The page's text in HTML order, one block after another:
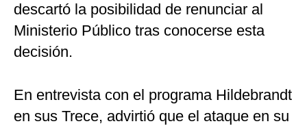
descartó la posibilidad de renunciar al
Ministerio Público tras conocerse esta
decisión.
En entrevista con el programa Hildebrandt
en sus Trece, advirtió que el ataque en su